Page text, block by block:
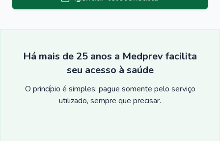
Há mais de 25 anos a Medprev facilita
seu acesso à saúde
O princípio é simples: pague somente pelo serviço
utilizado, sempre que precisar.